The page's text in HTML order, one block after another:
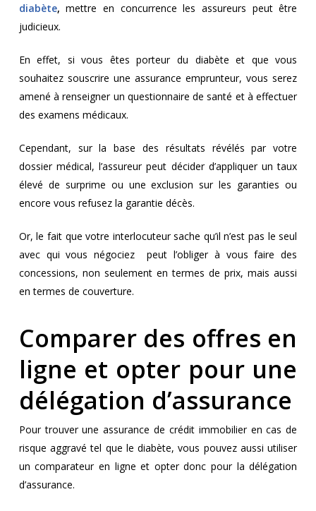
diabète, mettre en concurrence les assureurs peut être
judicieux.
En effet, si vous êtes porteur du diabète et que vous
souhaitez souscrire une assurance emprunteur, vous serez
amené à renseigner un questionnaire de santé et à effectuer
des examens médicaux.
Cependant, sur la base des résultats révélés par votre
dossier médical, l’assureur peut décider d’appliquer un taux
élevé de surprime ou une exclusion sur les garanties ou
encore vous refusez la garantie décès.
Or, le fait que votre interlocuteur sache qu’il n’est pas le seul
avec qui vous négociez peut l’obliger à vous faire des
concessions, non seulement en termes de prix, mais aussi
en termes de couverture.
Comparer des offres en
ligne et opter pour une
délégation d’assurance
Pour trouver une assurance de crédit immobilier en cas de
risque aggravé tel que le diabète, vous pouvez aussi utiliser
un comparateur en ligne et opter donc pour la délégation
d’assurance.